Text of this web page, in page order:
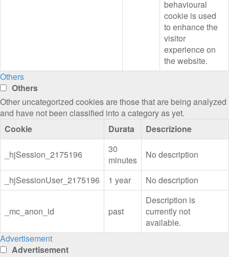
behavioural
cookie is used
to enhance the
visitor
experience on
the website.
Others
Others
Other uncategorized cookies are those that are being analyzed
and have not been classified into a category as yet.
Cookie
Durata Descrizione
_hjSession_2175196
30
minutes
No description
_hjSessionUser_2175196 1 year No description
_mc_anon_id past
Description is
currently not
available.
Advertisement
Advertisement